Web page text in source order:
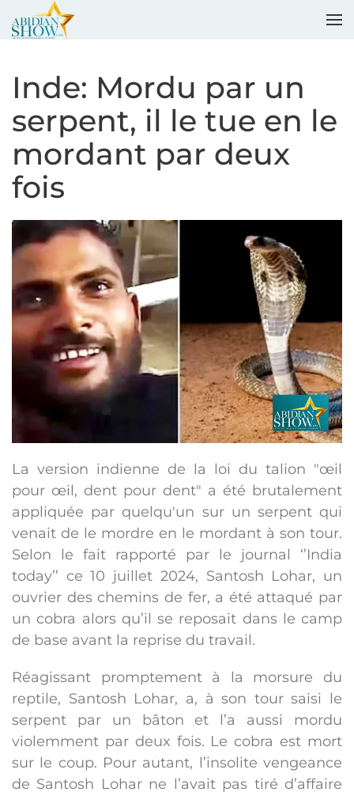
Inde: Mordu par un
serpent, il le tue en le
mordant par deux
fois
La version indienne de la loi du talion "œil
pour œil, dent pour dent" a été brutalement
appliquée par quelqu'un sur un serpent qui
venait de le mordre en le mordant à son tour.
Selon le fait rapporté par le journal ‘’India
today’’ ce 10 juillet 2024, Santosh Lohar, un
ouvrier des chemins de fer, a été attaqué par
un cobra alors qu’il se reposait dans le camp
de base avant la reprise du travail.
Réagissant promptement à la morsure du
reptile, Santosh Lohar, a, à son tour saisi le
serpent par un bâton et l’a aussi mordu
violemment par deux fois. Le cobra est mort
sur le coup. Pour autant, l’insolite vengeance
de Santosh Lohar ne l’avait pas tiré d’affaire